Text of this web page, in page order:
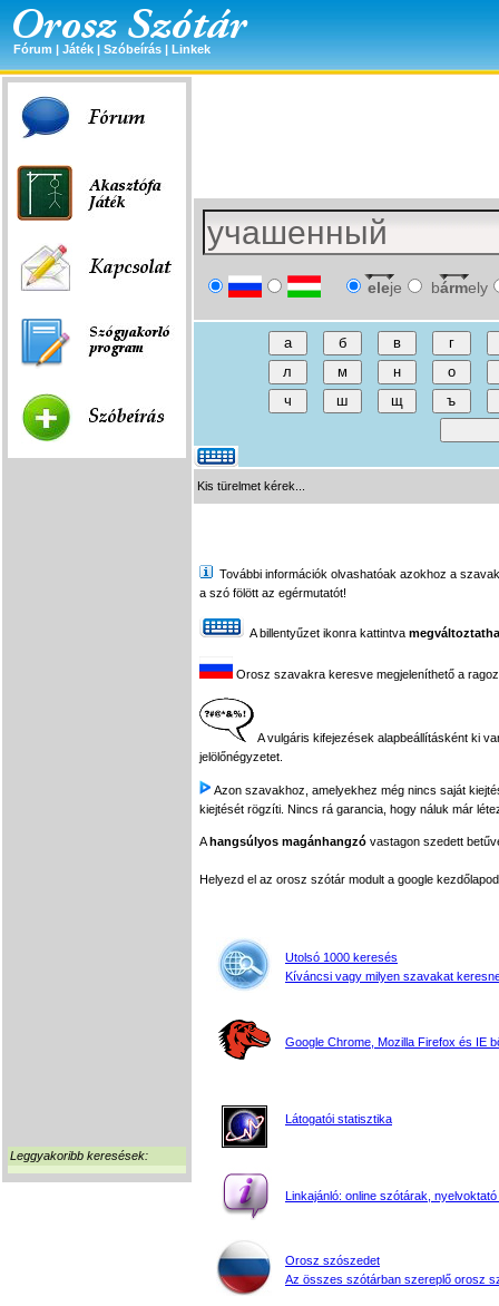
Fórum | Játék | Szóbeírás | Linkek
Leggyakoribb keresések:
eleje bármely
Kis türelmet kérek...
További információk olvashatóak azokhoz a
a szó fölött az egérmutatót!
A billentyűzet ikonra kattintva
Orosz szavakra keresve megjeleníthető a
A vulgáris kifejezések alapbeállításként ki
jelölőnégyzetet.
Azon szavakhoz, amelyekhez még nincs saját
kiejtését rögzíti. Nincs rá garancia, hogy náluk már
Ahangsúlyos magánhangzó vastagon szedett
Helyezd el az orosz szótár modult a google
Utolsó 1000 keresés
Kíváncsi vagy milyen szavakat
Google Chrome, Mozilla Firefox és IE
Látogatói statisztika
Linkajánló: online szótárak, nyelvoktató
Orosz szószedet
Az összes szótárban szereplő orosz